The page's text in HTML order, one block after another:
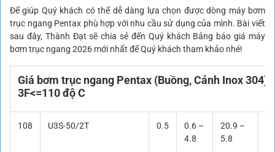
Để giúp Quý khách có thể dễ dàng lựa chọn được dòng máy bơm
trục ngang Pentax phù hợp với nhu cầu sử dụng của mình. Bài viết
sau đây, Thành Đạt sẽ chia sẻ đến Quý khách Bảng báo giá máy
bơm trục ngang 2026 mới nhất để Quý khách tham khảo nhé!
Giá bơm trục ngang Pentax (Buồng, Cánh Inox 304)
3F<=110 độ C
108 U3S-50/2T 0.5
0.6 –
4.8
20.9 –
5.8